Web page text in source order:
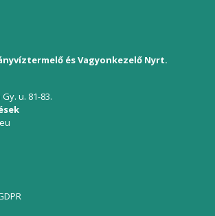
és Vagyonkezelő Nyrt.
u. 81-83.